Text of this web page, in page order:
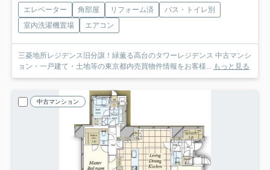
エレベーター 角部屋 リフォーム済
バス・トイレ別
室内洗濯機置場
エアコン
三菱地所レジデンス旧分譲！緑薫る高台のタワーレジデンス 中古マンシ
ョン・一戸建て・土地等の東京都内売買物件情報をお客様... もっと見る
中古マンション